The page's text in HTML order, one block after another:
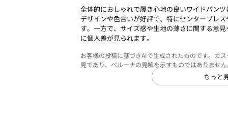
全体的におしゃれで履き心地の良いワイドパン
デザインや色合いが好評で、特にセンタープレ
す。一方で、サイズ感や生地の薄さに関する意
に個人差が見られます。
お客様の投稿に基づきAIで生成されたものです。カ
見であり、ベルーナの見解を示すものではありませ
もっと